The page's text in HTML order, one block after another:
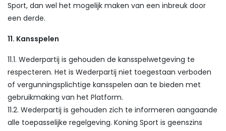
Sport, dan wel het mogelijk maken van een inbreuk door
een derde.
11. Kansspelen
11.1. Wederpartij is gehouden de kansspelwetgeving te
respecteren. Het is Wederpartij niet toegestaan verboden
of vergunningsplichtige kansspelen aan te bieden met
gebruikmaking van het Platform.
11.2. Wederpartij is gehouden zich te informeren aangaande
alle toepasselijke regelgeving. Koning Sport is geenszins